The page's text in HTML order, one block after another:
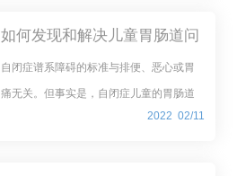
如何发现和解决儿童胃肠道问
题
自闭症谱系障碍的标准与排便、恶心或胃
痛无关。但事实是，自闭症儿童的胃肠道
(GI)问题比正常发育的同龄人要多得多。其
2022 02/11